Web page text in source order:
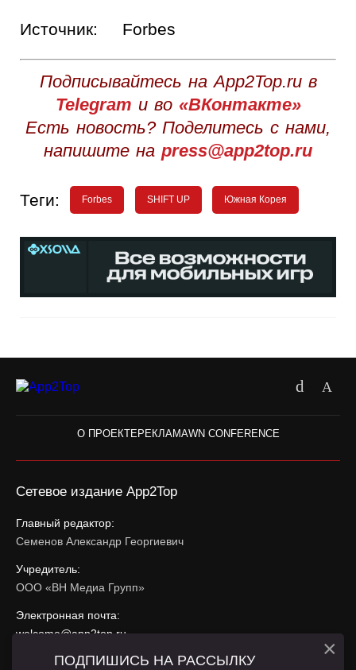
Источник: Forbes
Подписывайтесь на App2Top.ru в
Telegram и во «ВКонтакте»
Есть новость? Поделитесь с нами,
напишите на press@app2top.ru
Теги: Forbes SHIFT UP Южная Корея
О ПРОЕКТЕРЕКЛАМАWN CONFERENCE
Сетевое издание App2Top
Главный редактор:
Семенов Александр Георгиевич
Учредитель:
ООО «ВН Медиа Групп»
Электронная почта:
welcome@app2top.ru
ПОДПИШИСЬ НА РАССЫЛКУ ×